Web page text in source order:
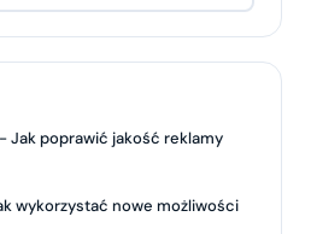
Jak poprawić jakość reklamy
wykorzystać nowe możliwości